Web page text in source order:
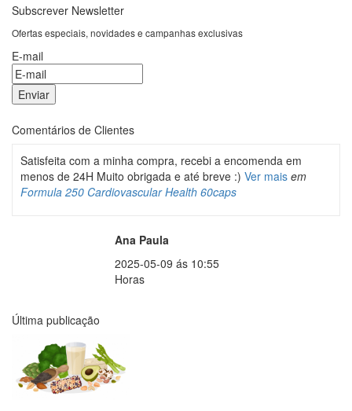
Subscrever Newsletter
Ofertas especiais, novidades e campanhas exclusivas
E-mail
Comentários de Clientes
Satisfeita com a minha compra, recebi a encomenda em
menos de 24H Muito obrigada e até breve :) Ver mais em
Formula 250 Cardiovascular Health 60caps
Ana Paula
2025-05-09 ás 10:55
Horas
Última publicação